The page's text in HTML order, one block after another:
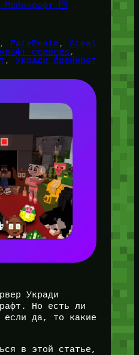
Майнкрафт 🛜
, FateRealm, Steal
сервера
, Укради брейнрот
Укради
Но есть ли
если да, то какие
в этой статье,